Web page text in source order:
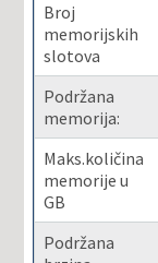
Broj
memorijskih
slotova
Podržana
memorija:
Maks.količina
memorije u
GB
Podržana